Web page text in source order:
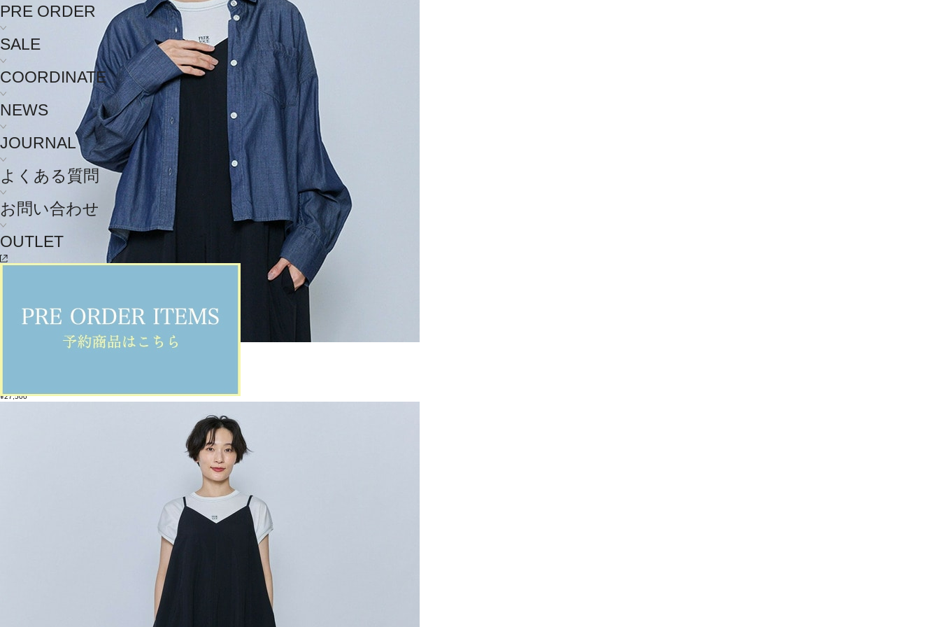
PRE ORDER
SALE
COORDINATE
NEWS
JOURNAL
よくある質問
お問い合わせ
OUTLET
feerique
¥27,500